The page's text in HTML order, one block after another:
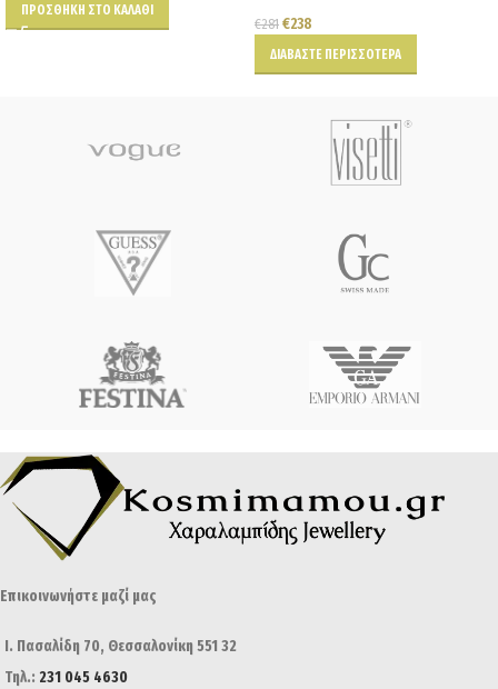
ΠΡΟΣΘΉΚΗ ΣΤΟ ΚΑΛΆΘΙ
€281 €238
ΔΙΑΒΆΣΤΕ ΠΕΡΙΣΣΌΤΕΡΑ
Επικοινωνήστε μαζί μας
Ι. Πασαλίδη 70, Θεσσαλονίκη 551 32
Τηλ.: 231 045 4630